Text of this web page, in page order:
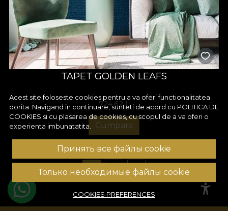
TAPET GOLDEN LEAFS
724,62 L
Cumpara
1 2 3
Acest site foloseste cookies pentru a va oferi functionalitatea
dorita. Navigand in continuare, sunteti de acord cu POLITICA DE
COOKIES si cu plasarea de cookies, cu scopul de a va oferi o
experienta imbunatatita.
Принять все файлы cookie
Только необходимые файлы cookie
COOKIES PREFERENCES